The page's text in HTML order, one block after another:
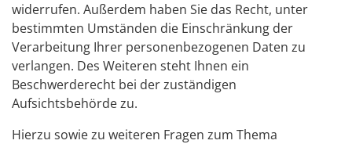
widerrufen. Außerdem haben Sie das Recht, unter
bestimmten Umständen die Einschränkung der
Verarbeitung Ihrer personenbezogenen Daten zu
verlangen. Des Weiteren steht Ihnen ein
Beschwerderecht bei der zuständigen
Aufsichtsbehörde zu.
Hierzu sowie zu weiteren Fragen zum Thema